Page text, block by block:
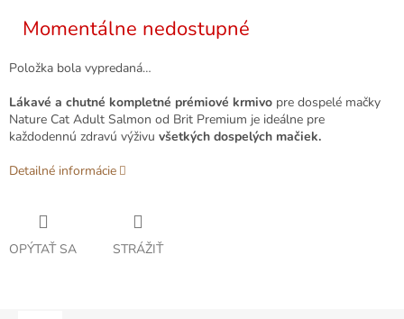
Momentálne nedostupné
Položka bola vypredaná…
Lákavé a chutné kompletné prémiové krmivo pre dospelé mačky
Nature Cat Adult Salmon od Brit Premium je ideálne pre
každodennú zdravú výživu všetkých dospelých mačiek.
Detailné informácie
OPÝTAŤ SA STRÁŽIŤ